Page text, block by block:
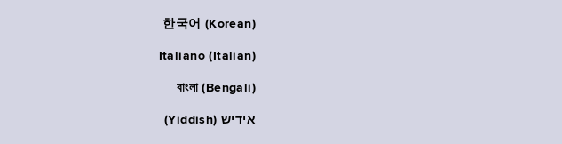
한국어 (Korean)
Italiano (Italian)
বাংলা (Bengali)
אידיש (Yiddish)